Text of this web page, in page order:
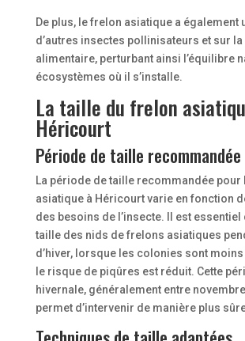
De plus, le frelon asiatique a également
d’autres insectes pollinisateurs et sur la
alimentaire, perturbant ainsi l’équilibre
écosystèmes où il s’installe.
La taille du frelon
Héricourt
Période de taille recommandée
La période de taille recommandée pour
asiatique à Héricourt varie en fonction
des besoins de l’insecte. Il est
taille des nids de frelons asiatiques
d’hiver, lorsque les colonies sont
le risque de piqûres est réduit. Cette
hivernale, généralement entre
permet d’intervenir de manière plus